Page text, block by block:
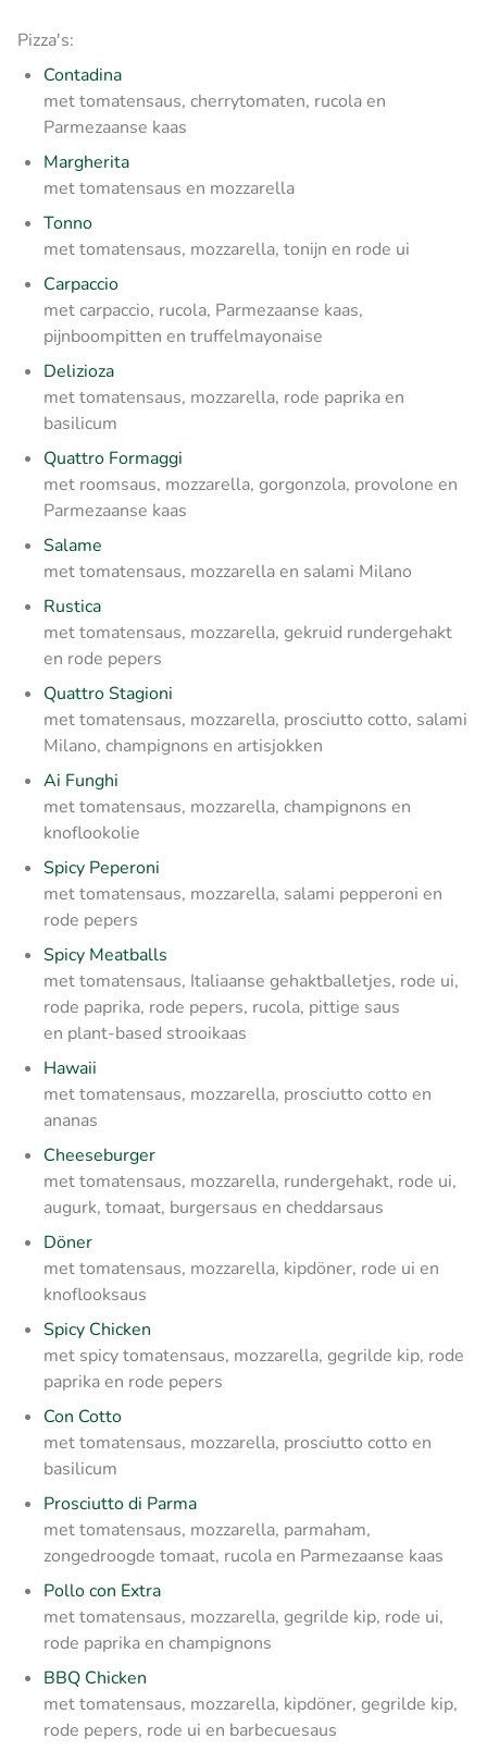
Pizza's:
Contadina
met tomatensaus, cherrytomaten, rucola en
Parmezaanse kaas
Margherita
met tomatensaus en mozzarella
Tonno
met tomatensaus, mozzarella, tonijn en rode ui
Carpaccio
met carpaccio, rucola, Parmezaanse kaas,
pijnboompitten en truffelmayonaise
Delizioza
met tomatensaus, mozzarella, rode paprika en
basilicum
Quattro Formaggi
met roomsaus, mozzarella, gorgonzola, provolone en
Parmezaanse kaas
Salame
met tomatensaus, mozzarella en salami Milano
Rustica
met tomatensaus, mozzarella, gekruid rundergehakt
en rode pepers
Quattro Stagioni
met tomatensaus, mozzarella, prosciutto cotto, salami
Milano, champignons en artisjokken
Ai Funghi
met tomatensaus, mozzarella, champignons en
knoflookolie
Spicy Peperoni
met tomatensaus, mozzarella, salami pepperoni en
rode pepers
Spicy Meatballs
met tomatensaus, Italiaanse gehaktballetjes, rode ui,
rode paprika, rode pepers, rucola, pittige saus
en plant-based strooikaas
Hawaii
met tomatensaus, mozzarella, prosciutto cotto en
ananas
Cheeseburger
met tomatensaus, mozzarella, rundergehakt, rode ui,
augurk, tomaat, burgersaus en cheddarsaus
Döner
met tomatensaus, mozzarella, kipdöner, rode ui en
knoflooksaus
Spicy Chicken
met spicy tomatensaus, mozzarella, gegrilde kip, rode
paprika en rode pepers
Con Cotto
met tomatensaus, mozzarella, prosciutto cotto en
basilicum
Prosciutto di Parma
met tomatensaus, mozzarella, parmaham,
zongedroogde tomaat, rucola en Parmezaanse kaas
Pollo con Extra
met tomatensaus, mozzarella, gegrilde kip, rode ui,
rode paprika en champignons
BBQ Chicken
met tomatensaus, mozzarella, kipdöner, gegrilde kip,
rode pepers, rode ui en barbecuesaus